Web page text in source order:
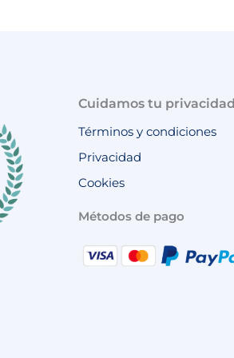
Cuidamos tu privacidad
Términos y condiciones
Privacidad
Cookies
Métodos de pago